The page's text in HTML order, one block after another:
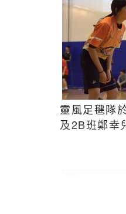
靈風足毽隊
及2B班鄭幸